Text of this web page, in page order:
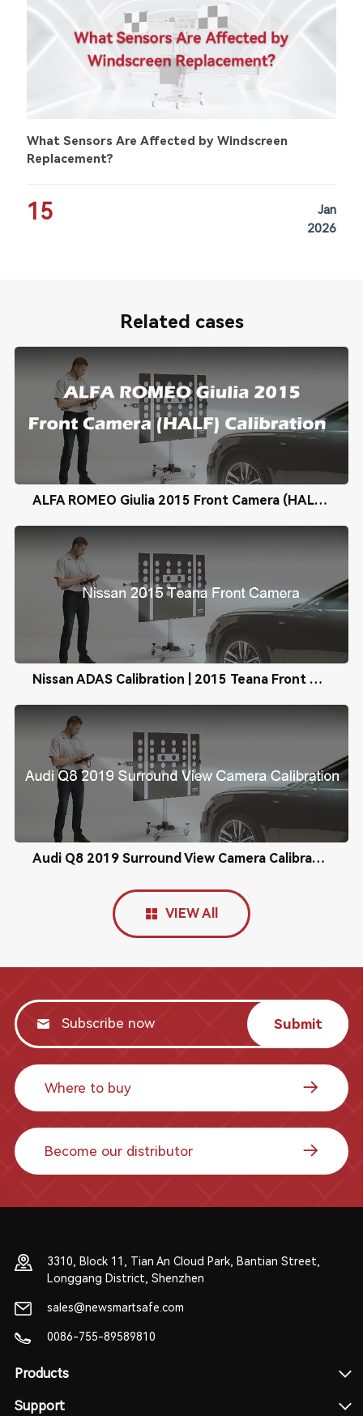
What Sensors Are Affected by Windscreen
Replacement?
15
Jan
2026
Related cases
ALFA ROMEO Giulia 2015 Front Camera (HALF) Calibration
Nissan ADAS Calibration | 2015 Teana Front Camera Calibration
Audi Q8 2019 Surround View Camera Calibration
VIEW All
Submit
Where to buy
Become our distributor
3310, Block 11, Tian An Cloud Park, Bantian Street,
Longgang District, Shenzhen
sales@newsmartsafe.com
0086-755-89589810
Products
Support